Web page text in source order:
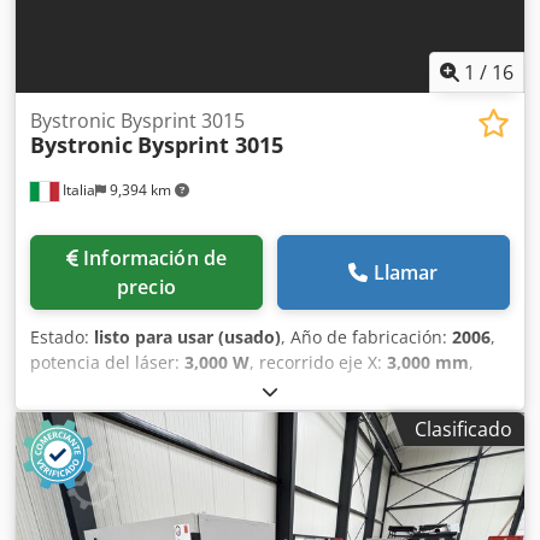
1 / 16
Italia 9,394 km
Bystronic Bysprint 3015
Bystronic Bysprint 3015
Información de
precio
Llamar
Estado: listo para usar (usado), Año de fabricación: 2006,
potencia del láser: 3,000 W, recorrido eje X: 3,000 mm,
1,500 mm, número de ejes:
máquina de corte por láser de CO₂ Bystronic Bysprint 3015
de 3 ejes se fabricó en 2006. Cuenta con un área de
trabajo de 3.000 × 1.500 mm e incluye un cambiador
automático de mesa y dos cabezales de corte. La máquina
tiene una capacidad máxima de corte de 12 mm para
Clasificado